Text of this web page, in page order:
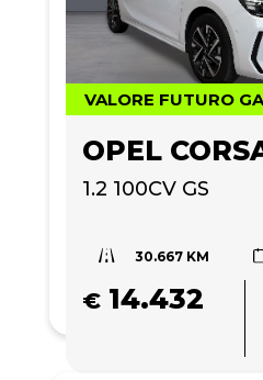
VALORE FUTURO
OPEL
1.2 100CV GS
30.667 KM
€ 14.432